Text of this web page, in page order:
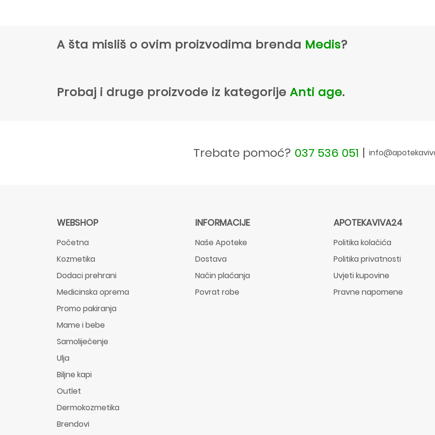
A šta misliš o ovim proizvodima brenda Medis?
Probaj i druge proizvode iz kategorije Anti age.
Trebate pomoć? 037 536 051 |
WEBSHOP
Početna
Kozmetika
Dodaci prehrani
Medicinska oprema
Promo pakiranja
Mame i bebe
Samoliječenje
Ulja
Biljne kapi
Outlet
Dermokozmetika
Brendovi
INFORMACIJE
Naše Apoteke
Dostava
Način plaćanja
Povrat robe
APOTEKAVIVA24
Politika kolačića
Politika privatnosti
Uvjeti kupovine
Pravne napomene